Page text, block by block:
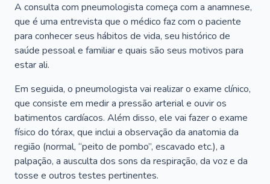
A consulta com pneumologista começa com a anamnese,
que é uma entrevista que o médico faz com o paciente
para conhecer seus hábitos de vida, seu histórico de
saúde pessoal e familiar e quais são seus motivos para
estar ali.
Em seguida, o pneumologista vai realizar o exame clínico,
que consiste em medir a pressão arterial e ouvir os
batimentos cardíacos. Além disso, ele vai fazer o exame
físico do tórax, que inclui a observação da anatomia da
região (normal, “peito de pombo”, escavado etc.), a
palpação, a ausculta dos sons da respiração, da voz e da
tosse e outros testes pertinentes.